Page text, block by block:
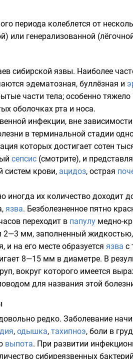
периода колеблется от
или генерализованной
сибирской язвы. Наиболее
эдематозная, буллёзная и
части тела; особенно тяжело
оболочках рта и носа.
инфекции, вне
в терминальной стадии
которых достигает сотен
сепсис (смотрите), и
крови, ацидоз, острая
иногда их количество доходит
, язва. Безболезненное пятно
переходит в папулу медно-
2—3 мм, заполненный жидкостью
и на его месте образуется язва с
8—15 мм в диаметре. В
вокруг которого имеется
для названия этой
редко. Заболевание
, одышка, тахипноэ, боли в
выпота. При развитии
сибиреязвенных